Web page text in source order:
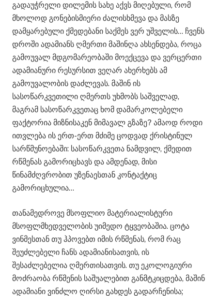
გადაუჭრელი დილემის სახე აქვს მიღებული, რომ
მხოლოდ გონებისმიერი ძალისხმევა და მასზე
დამყარებული ქმედებანი საქმეს ვერ უშველის… ჩვენს
დროში ადამიანს ღმერთი მაშინღა ახსენდება, როცა
გამოუვალ მდგომარეობაში მოექცევა და ვერცერთი
ადამიანური რესურსით ვეღარ ახერხებს ამ
გამოუვალობის დაძლევას. მაშინ ის
სასოწარკვეთილი ღმერთს უხმობს საშველად,
მაგრამ სასოწარკვეთაც ხომ დამარკოლებელი
ფაქტორია მიზნისაკენ მიმავალ გზაზე? ამაოდ როდი
ითვლება ის ერთ-ერთ მძიმე ცოდვად ქრისტინულ
სარწმუნოებაში: სასოწარკვეთა ნამდვილ, ქმედით
რწმენას გამორიცხავს და ამდენად, მისი
წინამძღვრობით უზენაესთან კონტაქტიც
გამორიცხულია…
თანამედროვე მსოფლიო მატერიალისტური
მსოფლმხედველობის უიმედო ტყვეობაშია. ცოტა
ვინმესთან თუ ჰპოვებთ იმის რწმენას, რომ რაც
შეუძლებელი ჩანს ადამიანისათვის, ის
შესაძლებელია ღმერთისათვის. თუ ეკოლოგიური
მოძრაობა რწმენის საშუალებით განმტკიცდება, მაშინ
ადამიანი ვინძლო ღირსი გახდეს გადარჩენისა;